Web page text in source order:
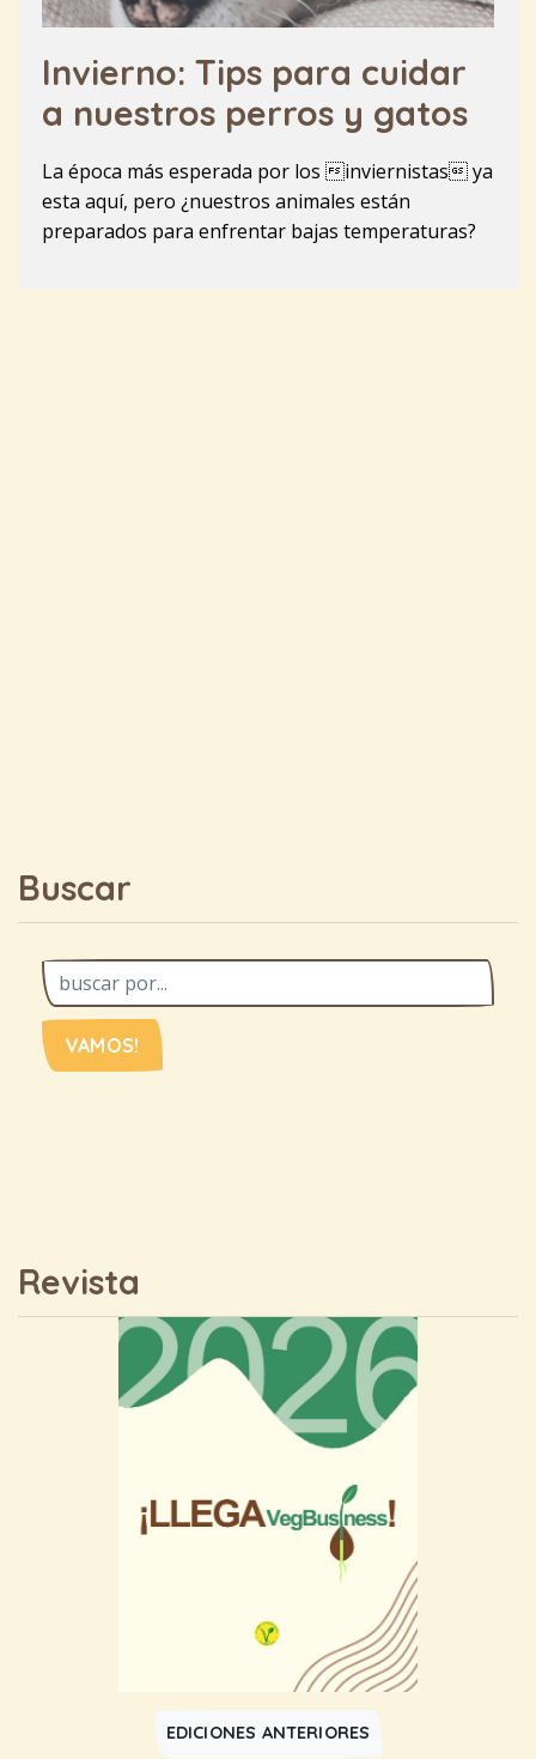
Invierno: Tips para cuidar
a nuestros perros y gatos
La época más esperada por los inviernistas ya
esta aquí, pero ¿nuestros animales están
preparados para enfrentar bajas temperaturas?
Buscar
VAMOS!
Revista
EDICIONES ANTERIORES